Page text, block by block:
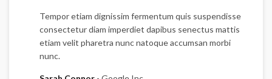
Tempor etiam dignissim fermentum quis suspendisse
consectetur diam imperdiet dapibus senectus mattis
etiam velit pharetra nunc natoque accumsan morbi
nunc.